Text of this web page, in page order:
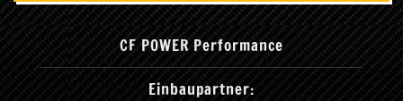
CF POWER Performance
Einbaupartner: